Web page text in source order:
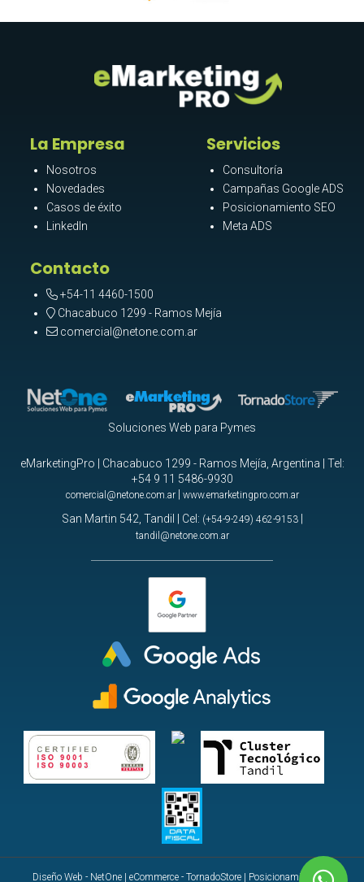
La Empresa
Nosotros
Novedades
Casos de éxito
LinkedIn
Servicios
Consultoría
Campañas Google ADS
Posicionamiento SEO
Meta ADS
Contacto
+54-11 4460-1500
Chacabuco 1299 - Ramos Mejía
comercial@netone.com.ar
Soluciones Web para Pymes
eMarketingPro | Chacabuco 1299 - Ramos Mejía, Argentina | Tel:
+54 9 11 5486-9930
comercial@netone.com.ar| www.emarketingpro.com.ar
San Martin 542, Tandil | Cel: (+54-9-249) 462-9153|
tandil@netone.com.ar
Diseño Web - NetOne | eCommerce - TornadoStore | Posicionamiento en